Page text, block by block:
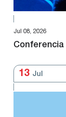
Jul 08, 2026
Conferencia
13 Jul